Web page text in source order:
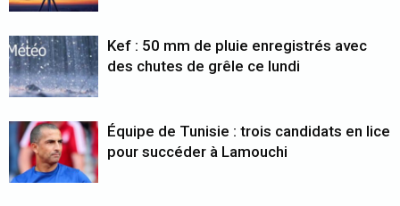
Kef : 50 mm de pluie enregistrés avec
des chutes de grêle ce lundi
Équipe de Tunisie : trois candidats en lice
pour succéder à Lamouchi